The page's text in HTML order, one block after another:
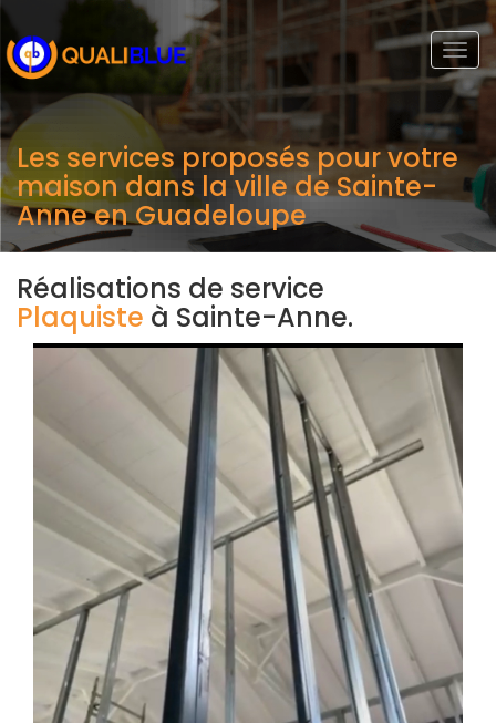
Les services proposés pour votre
maison dans la ville de Sainte-
Anne en Guadeloupe
Réalisations de service
Plaquiste à Sainte-Anne.